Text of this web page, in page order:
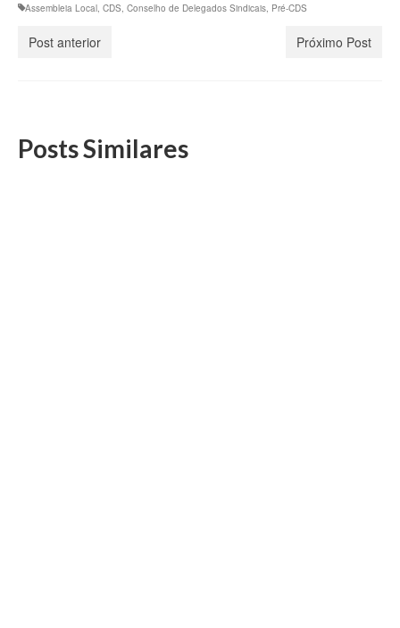
Assembleia Local, CDS, Conselho de Delegados Sindicais, Pré-CDS
Post anterior Próximo Post
Posts Similares